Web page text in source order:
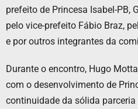
prefeito de Princesa Isabel-PB,
pelo vice-prefeito Fábio Braz,
e por outros integrantes da
Durante o encontro, Hugo
com o desenvolvimento de
continuidade da sólida